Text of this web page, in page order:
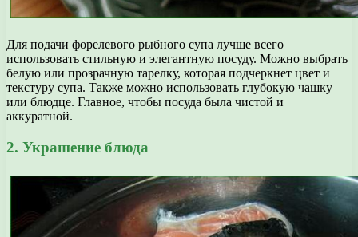
Для подачи форелевого рыбного супа лучше всего
использовать стильную и элегантную посуду. Можно выбрать
белую или прозрачную тарелку, которая подчеркнет цвет и
текстуру супа. Также можно использовать глубокую чашку
или блюдце. Главное, чтобы посуда была чистой и
аккуратной.
2. Украшение блюда